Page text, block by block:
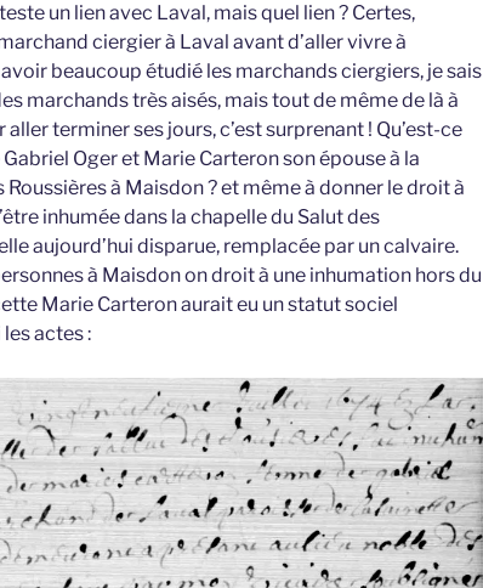
un lien avec Laval, mais quel lien ? Certes,
ciergier à Laval avant d’aller vivre à
beaucoup étudié les marchands ciergiers, je sais
marchands très aisés, mais tout de même de là à
terminer ses jours, c’est surprenant ! Qu’est-ce
Oger et Marie Carteron son épouse à la
Roussières à Maisdon ? et même à donner le droit à
inhumée dans la chapelle du Salut des
aujourd’hui disparue, remplacée par un calvaire.
à Maisdon on droit à une inhumation hors du
Marie Carteron aurait eu un statut sociel
actes :